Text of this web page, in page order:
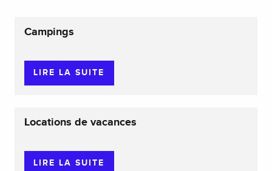
Campings
LIRE LA SUITE
Locations de vacances
LIRE LA SUITE